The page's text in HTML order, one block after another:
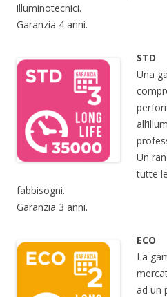
illuminotecnici.
Garanzia 4 anni.
STD
Una
Un
tutte
fabbisogni.
Garanzia 3 anni.
ECO
La
ad un